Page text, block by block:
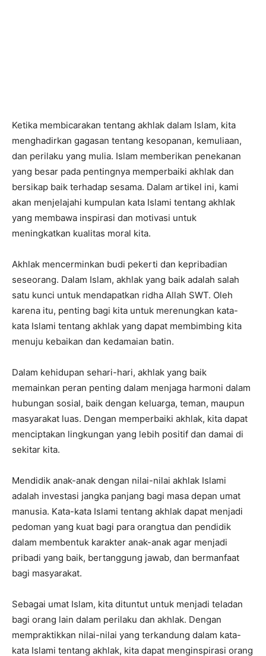
Ketika membicarakan tentang akhlak dalam Islam, kita
menghadirkan gagasan tentang kesopanan, kemuliaan,
dan perilaku yang mulia. Islam memberikan penekanan
yang besar pada pentingnya memperbaiki akhlak dan
bersikap baik terhadap sesama. Dalam artikel ini, kami
akan menjelajahi kumpulan kata Islami tentang akhlak
yang membawa inspirasi dan motivasi untuk
meningkatkan kualitas moral kita.
Akhlak mencerminkan budi pekerti dan kepribadian
seseorang. Dalam Islam, akhlak yang baik adalah salah
satu kunci untuk mendapatkan ridha Allah SWT. Oleh
karena itu, penting bagi kita untuk merenungkan kata-
kata Islami tentang akhlak yang dapat membimbing kita
menuju kebaikan dan kedamaian batin.
Dalam kehidupan sehari-hari, akhlak yang baik
memainkan peran penting dalam menjaga harmoni dalam
hubungan sosial, baik dengan keluarga, teman, maupun
masyarakat luas. Dengan memperbaiki akhlak, kita dapat
menciptakan lingkungan yang lebih positif dan damai di
sekitar kita.
Mendidik anak-anak dengan nilai-nilai akhlak Islami
adalah investasi jangka panjang bagi masa depan umat
manusia. Kata-kata Islami tentang akhlak dapat menjadi
pedoman yang kuat bagi para orangtua dan pendidik
dalam membentuk karakter anak-anak agar menjadi
pribadi yang baik, bertanggung jawab, dan bermanfaat
bagi masyarakat.
Sebagai umat Islam, kita dituntut untuk menjadi teladan
bagi orang lain dalam perilaku dan akhlak. Dengan
mempraktikkan nilai-nilai yang terkandung dalam kata-
kata Islami tentang akhlak, kita dapat menginspirasi orang